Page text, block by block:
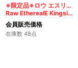
※限定品※ロウ エスリールペーパー クラシックキングサイズ スリム
Raw EtherealE Kingsize Slim
会員販売価格
在庫数 48点